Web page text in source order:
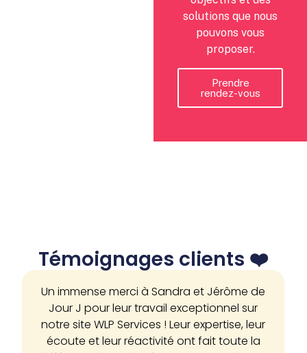
solutions que nous
pouvons vous
proposer.
Prendre
rendez-vous
Témoignages clients ❤️
Un immense merci à Sandra et Jérôme de
Jour J pour leur travail exceptionnel sur
notre site WLP Services ! Leur expertise, leur
écoute et leur réactivité ont fait toute la